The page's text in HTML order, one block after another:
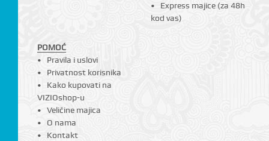
Express majice (za 48h
kod vas)
POMOĆ
Pravila i uslovi
Privatnost korisnika
Kako kupovati na
VIZIOshop-u
Veličine majica
O nama
Kontakt